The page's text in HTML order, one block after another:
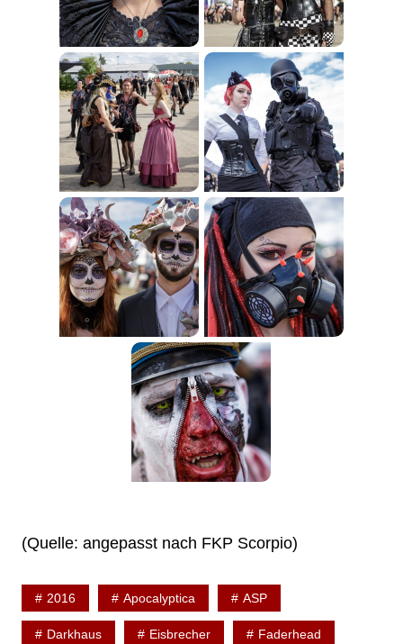
(Quelle: angepasst nach FKP Scorpio)
2016 Apocalyptica ASP
Darkhaus Eisbrecher Faderhead